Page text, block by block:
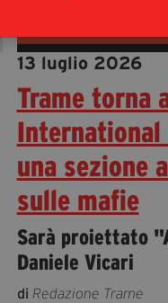
13 luglio 2026
Trame torna
International
una sezione
sulle mafie
Sarà proiettato
Daniele Vicari
di Redazione Trame